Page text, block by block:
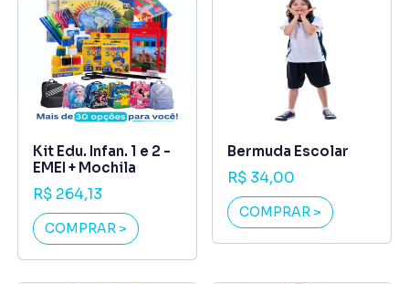
Kit Edu. Infan. 1 e 2 -
EMEI + Mochila
R$ 264,13
COMPRAR >
Bermuda Escolar
R$ 34,00
COMPRAR >